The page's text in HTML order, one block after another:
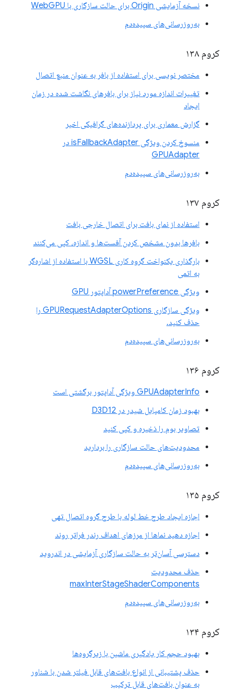
نسخه آزمایشی Origin برای حالت سازگاری با WebGPU
به‌روزرسانی‌های سپیده‌دم
کروم ۱۳۸
مختصر نویسی برای استفاده از بافر به عنوان منبع اتصال
تغییرات اندازه مورد نیاز برای بافرهای نگاشت شده در زمان
ایجاد
گزارش معماری برای پردازنده‌های گرافیکی اخیر
منسوخ کردن ویژگی isFallbackAdapter در
GPUAdapter
به‌روزرسانی‌های سپیده‌دم
کروم ۱۳۷
استفاده از نمای بافت برای اتصال خارجی بافت
بافرها بدون مشخص کردن آفست‌ها و اندازه، کپی می‌کنند
بارگذاری یکنواخت گروه کاری WGSL با استفاده از اشاره‌گر
به اتمی
ویژگی powerPreference آداپتور GPU
ویژگی سازگاری GPURequestAdapterOptions را
حذف کنید.
به‌روزرسانی‌های سپیده‌دم
کروم ۱۳۶
GPUAdapterInfo ویژگی آداپتور برگشتی است
بهبود زمان کامپایل شیدر در D3D12
تصاویر بوم را ذخیره و کپی کنید
محدودیت‌های حالت سازگاری را بردارید
به‌روزرسانی‌های سپیده‌دم
کروم ۱۳۵
اجازه ایجاد طرح خط لوله با طرح گروه اتصال تهی
اجازه دهید نماها از مرزهای اهداف رندر فراتر روند
دسترسی آسان‌تر به حالت سازگاری آزمایشی در اندروید
حذف محدودیت
maxInterStageShaderComponents
به‌روزرسانی‌های سپیده‌دم
کروم ۱۳۴
بهبود حجم کار یادگیری ماشین با زیرگروه‌ها
حذف پشتیبانی از انواع بافت‌های قابل فیلتر شدن با شناور
به عنوان بافت‌های قابل ترکیب